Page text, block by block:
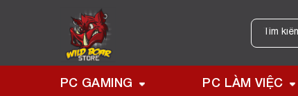
Tìm
kiếm:
PC GAMING PC LÀM VIỆC